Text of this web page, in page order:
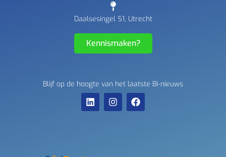
Daalsesingel 51, Utrecht
Kennismaken?
Blijf op de hoogte van het laatste BI-nieuws